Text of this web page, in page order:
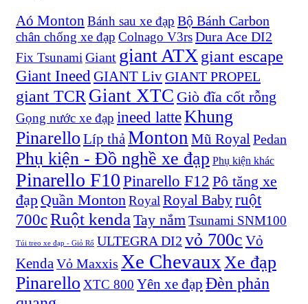
Aó Monton Bánh sau xe đạp Bộ Bánh Carbon
chân chống xe đạp Colnago V3rsDura Ace DI2
Fix TsunamiGiant giant ATXgiant escape
Giant IneedGIANT LivGIANT PROPEL
giant TCRGiant XTC Giò đĩa cốt rỗng
Gọng nước xe đạp ineed latteKhung
Pinarello Líp thảMonton Mũ RoyalPedan
Phụ kiện - Đồ nghề xe đạp Phụ kiện khác
Pinarello F10Pinarello F12 Pô tăng xe
đạp Quần MontonRoyalRoyal Babyruột
700cRuột kendaTay nắmTsunami SNM100
Túi treo xe đạp - Giỏ Rổ ULTEGRA DI2 vỏ 700c Vỏ
KendaVỏ Maxxis Xe ChevauxXe đạp
Pinarello XTC 800 Yên xe đạp Đèn phản